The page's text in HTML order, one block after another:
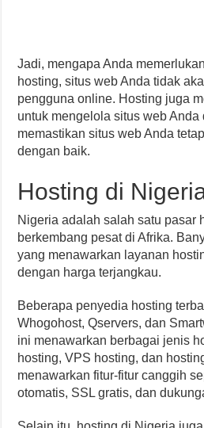
Jadi, mengapa Anda
hosting, situs web Anda tidak
pengguna online. Hosting juga
untuk mengelola situs web Anda
memastikan situs web Anda
dengan baik.
Hosting di
Nigeria adalah salah satu pasar
berkembang pesat di Afrika.
yang menawarkan layanan
dengan harga terjangkau.
Beberapa penyedia hosting
Whogohost, Qservers, dan
ini menawarkan berbagai jenis
hosting, VPS hosting, dan
menawarkan fitur-fitur canggih
otomatis, SSL gratis, dan